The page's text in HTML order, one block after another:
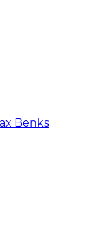
Benks